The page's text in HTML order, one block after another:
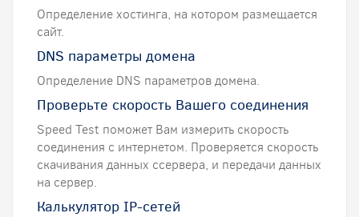
Определение хостинга, на котором размещается
сайт.
DNS параметры домена
Определение DNS параметров домена.
Проверьте скорость Вашего соединения
Speed Test поможет Вам измерить скорость
соединения с интернетом. Проверяется скорость
скачивания данных ссервера, и передачи данных
на сервер.
Калькулятор IP-сетей